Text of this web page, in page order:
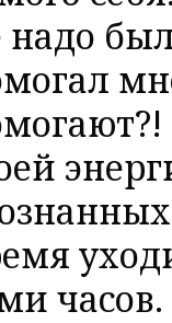
надо
часов.